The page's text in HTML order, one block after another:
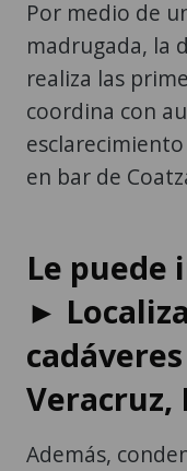
Por medio de
madrugada, la
realiza las
coordina con
en bar de
Le puede
►
Veracruz,
Además,